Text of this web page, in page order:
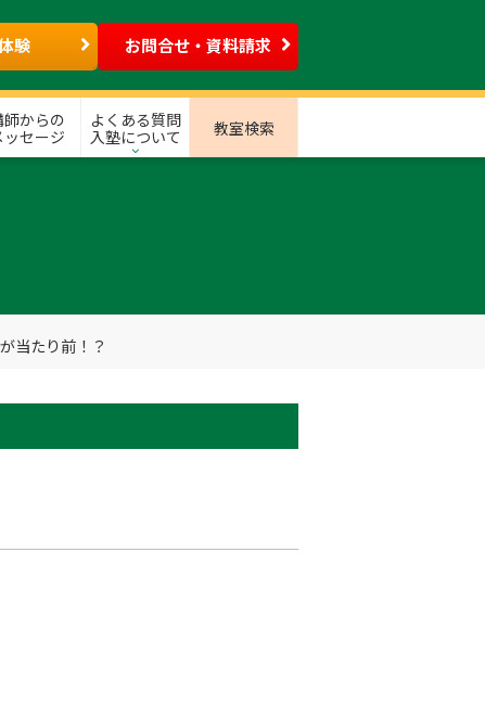
験 お問合せ・資料請求
師からの
ッセージ
よくある質問
入塾について
教室検索
当たり前！？